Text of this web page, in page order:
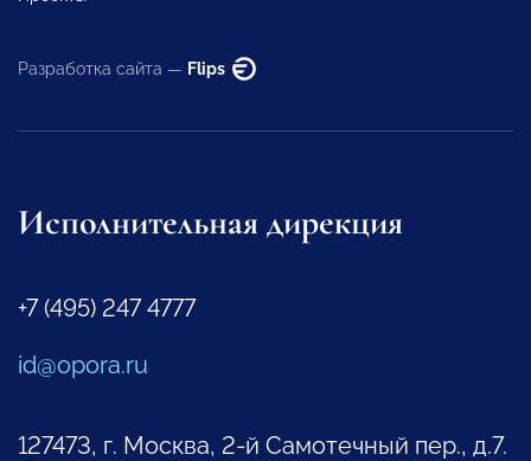
Разработка сайта — Flips
Исполнительная дирекция
+7 (495) 247 4777
id@opora.ru
127473, г. Москва, 2-й Самотечный пер., д.7.